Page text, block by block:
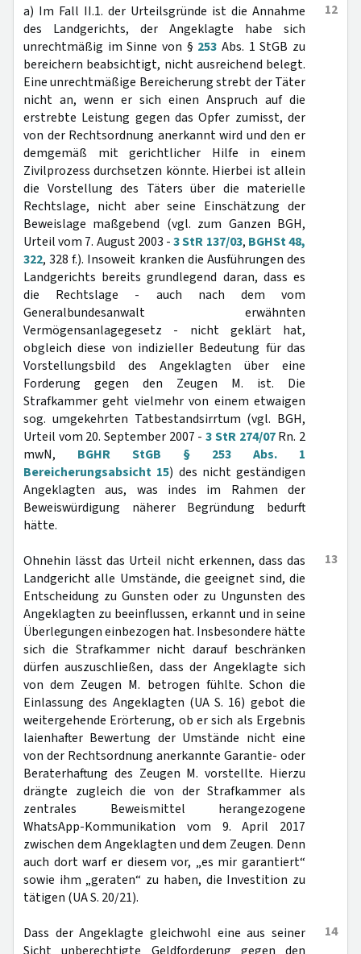
12
a) Im Fall II.1. der Urteilsgründe ist die Annahme
des Landgerichts, der Angeklagte habe sich
unrechtmäßig im Sinne von § 253 Abs. 1 StGB zu
bereichern beabsichtigt, nicht ausreichend belegt.
Eine unrechtmäßige Bereicherung strebt der Täter
nicht an, wenn er sich einen Anspruch auf die
erstrebte Leistung gegen das Opfer zumisst, der
von der Rechtsordnung anerkannt wird und den er
demgemäß mit gerichtlicher Hilfe in einem
Zivilprozess durchsetzen könnte. Hierbei ist allein
die Vorstellung des Täters über die materielle
Rechtslage, nicht aber seine Einschätzung der
Beweislage maßgebend (vgl. zum Ganzen BGH,
Urteil vom 7. August 2003 -3 StR 137/03, BGHSt 48,
322, 328 f.). Insoweit kranken die Ausführungen des
Landgerichts bereits grundlegend daran, dass es
die Rechtslage - auch nach dem vom
Generalbundesanwalt erwähnten
Vermögensanlagegesetz - nicht geklärt hat,
obgleich diese von indizieller Bedeutung für das
Vorstellungsbild des Angeklagten über eine
Forderung gegen den Zeugen M. ist. Die
Strafkammer geht vielmehr von einem etwaigen
sog. umgekehrten Tatbestandsirrtum (vgl. BGH,
Urteil vom 20. September 2007 -3 StR 274/07Rn. 2
mwN, BGHR StGB § 253 Abs. 1
Bereicherungsabsicht 15) des nicht geständigen
Angeklagten aus, was indes im Rahmen der
Beweiswürdigung näherer Begründung bedurft
hätte.
13
Ohnehin lässt das Urteil nicht erkennen, dass das
Landgericht alle Umstände, die geeignet sind, die
Entscheidung zu Gunsten oder zu Ungunsten des
Angeklagten zu beeinflussen, erkannt und in seine
Überlegungen einbezogen hat. Insbesondere hätte
sich die Strafkammer nicht darauf beschränken
dürfen auszuschließen, dass der Angeklagte sich
von dem Zeugen M. betrogen fühlte. Schon die
Einlassung des Angeklagten (UA S. 16) gebot die
weitergehende Erörterung, ob er sich als Ergebnis
laienhafter Bewertung der Umstände nicht eine
von der Rechtsordnung anerkannte Garantie- oder
Beraterhaftung des Zeugen M. vorstellte. Hierzu
drängte zugleich die von der Strafkammer als
zentrales Beweismittel herangezogene
WhatsApp-Kommunikation vom 9. April 2017
zwischen dem Angeklagten und dem Zeugen. Denn
auch dort warf er diesem vor, „es mir garantiert“
sowie ihm „geraten“ zu haben, die Investition zu
tätigen (UA S. 20/21).
14
Dass der Angeklagte gleichwohl eine aus seiner